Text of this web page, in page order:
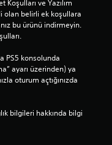
ve Yazılım
olan belirli ek koşullara
bu ürünü indirmeyin.
PS5 konsolunda
ayarı üzerinden) ya
oturum açtığınızda
bilgileri hakkında bilgi